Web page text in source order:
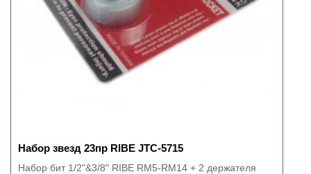
Набор звезд 23пр RIBE JTC-5715
Набор бит 1/2"&3/8" RIBE RM5-RM14 + 2 держателя